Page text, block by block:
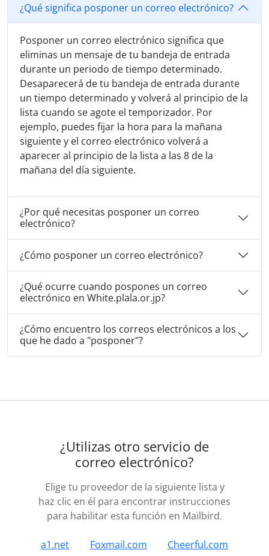
¿Qué significa posponer un correo electrónico?
Posponer un correo electrónico significa que
eliminas un mensaje de tu bandeja de entrada
durante un periodo de tiempo determinado.
Desaparecerá de tu bandeja de entrada durante
un tiempo determinado y volverá al principio de la
lista cuando se agote el temporizador. Por
ejemplo, puedes fijar la hora para la mañana
siguiente y el correo electrónico volverá a
aparecer al principio de la lista a las 8 de la
mañana del día siguiente.
¿Por qué necesitas posponer un correo
electrónico?
¿Cómo posponer un correo electrónico?
¿Qué ocurre cuando pospones un correo
electrónico en White.plala.or.jp?
¿Cómo encuentro los correos electrónicos a los
que he dado a "posponer"?
¿Utilizas otro servicio de
correo electrónico?
Elige tu proveedor de la siguiente lista y
haz clic en él para encontrar instrucciones
para habilitar esta función en Mailbird.
a1.net Foxmail.com
Cheerful.com